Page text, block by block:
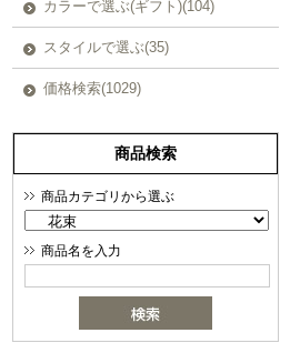
カラーで選ぶ(ギフト)(104)
スタイルで選ぶ(35)
価格検索(1029)
商品検索
商品カテゴリから選ぶ
商品名を入力